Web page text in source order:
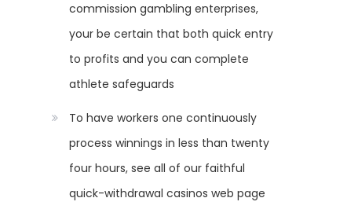
commission gambling enterprises,
your be certain that both quick entry
to profits and you can complete
athlete safeguards
To have workers one continuously
process winnings in less than twenty
four hours, see all of our faithful
quick-withdrawal casinos web page